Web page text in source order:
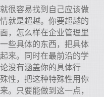
很容易找到自己应该做
就是超越。你要超越的
，怎么样在企业管理里
些具体的东西，把具体
来。同时在最前沿的学
没有涵盖你的具体行
性，把这种特殊性用你
。只要能做到这一点，